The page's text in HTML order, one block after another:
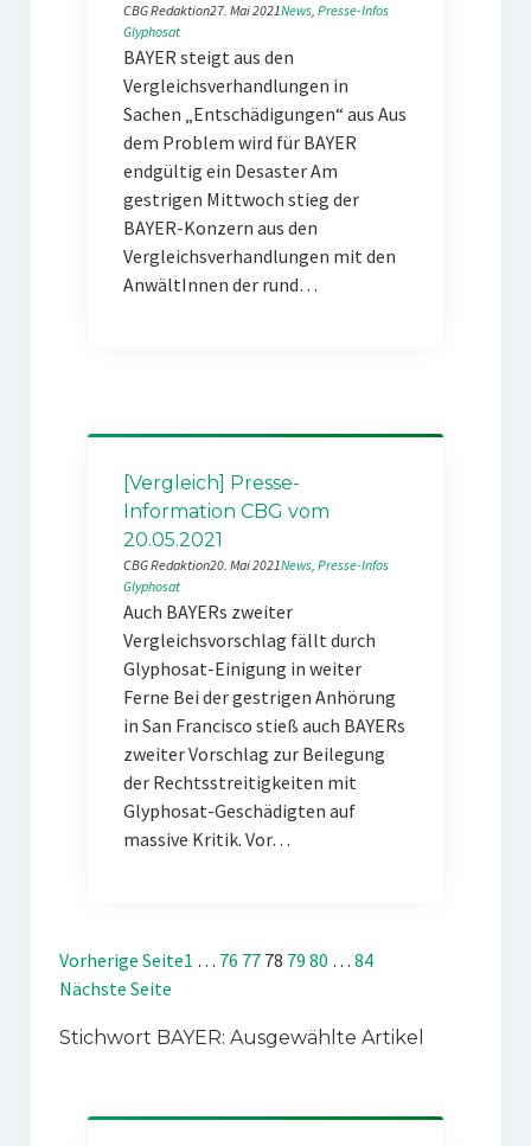
CBG Redaktion27. Mai 2021News, Presse-Infos
Glyphosat
BAYER steigt aus den
Vergleichsverhandlungen in
Sachen „Entschädigungen“ aus Aus
dem Problem wird für BAYER
endgültig ein Desaster Am
gestrigen Mittwoch stieg der
BAYER-Konzern aus den
Vergleichsverhandlungen mit den
AnwältInnen der rund…
[Vergleich] Presse-
Information CBG vom
20.05.2021
CBG Redaktion20. Mai 2021News, Presse-Infos
Glyphosat
Auch BAYERs zweiter
Vergleichsvorschlag fällt durch
Glyphosat-Einigung in weiter
Ferne Bei der gestrigen Anhörung
in San Francisco stieß auch BAYERs
zweiter Vorschlag zur Beilegung
der Rechtsstreitigkeiten mit
Glyphosat-Geschädigten auf
massive Kritik. Vor…
Vorherige Seite1 … 76 77 78 79 80 … 84
Nächste Seite
Stichwort BAYER: Ausgewählte Artikel